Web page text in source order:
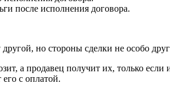
после исполнения договора.
но стороны сделки не особо
а продавец получит их, только
с оплатой.